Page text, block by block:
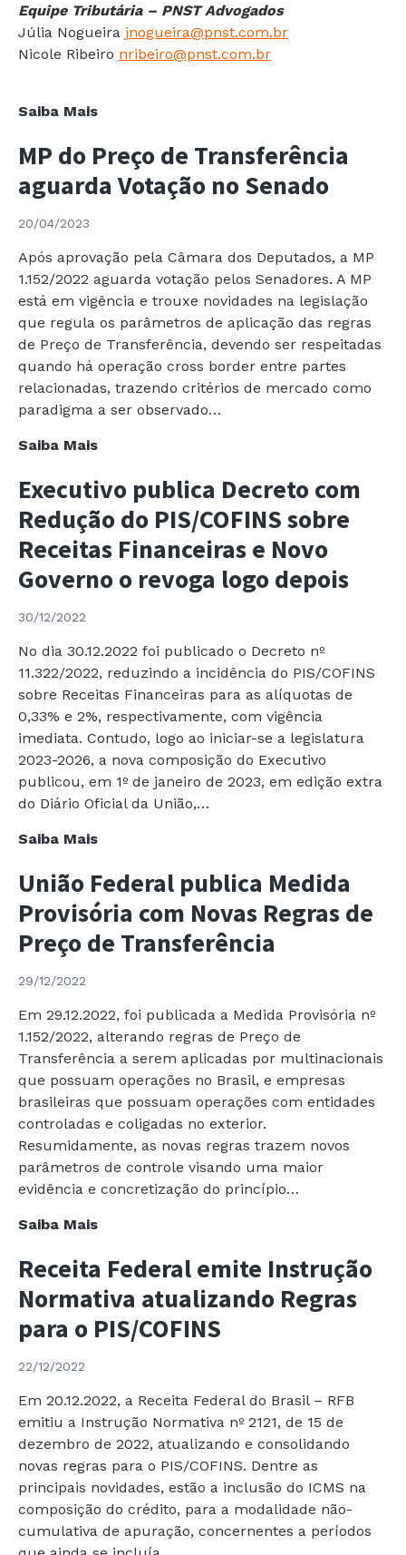
Equipe Tributária – PNST Advogados
Júlia Nogueira jnogueira@pnst.com.br
Nicole Ribeiro nribeiro@pnst.com.br
Saiba MaisSTF
Multa
de
50%
Não
Homologada
MP do Preço de Transferência
aguarda Votação no Senado
20/04/2023
Após aprovação pela Câmara dos Deputados, a MP
1.152/2022 aguarda votação pelos Senadores. A MP
está em vigência e trouxe novidades na legislação
que regula os parâmetros de aplicação das regras
de Preço de Transferência, devendo ser respeitadas
quando há operação cross border entre partes
relacionadas, trazendo critérios de mercado como
paradigma a ser observado…
Saiba MaisMP
Preço
de
Transferência
aguarda
Votação
Executivo publica Decreto com
Redução do PIS/COFINS sobre
Receitas Financeiras e Novo
Governo o revoga logo depois
30/12/2022
No dia 30.12.2022 foi publicado o Decreto nº
11.322/2022, reduzindo a incidência do PIS/COFINS
sobre Receitas Financeiras para as alíquotas de
0,33% e 2%, respectivamente, com vigência
imediata. Contudo, logo ao iniciar-se a legislatura
2023-2026, a nova composição do Executivo
publicou, em 1º de janeiro de 2023, em edição extra
do Diário Oficial da União,…
Saiba MaisExecutivo
Decreto
com
Redução
do
Receitas
Financeiras
e
Novo
Governo
o
revoga
logo
depois
União Federal publica Medida
Provisória com Novas Regras de
Preço de Transferência
29/12/2022
Em 29.12.2022, foi publicada a Medida Provisória nº
1.152/2022, alterando regras de Preço de
Transferência a serem aplicadas por multinacionais
que possuam operações no Brasil, e empresas
brasileiras que possuam operações com entidades
controladas e coligadas no exterior.
Resumidamente, as novas regras trazem novos
parâmetros de controle visando uma maior
evidência e concretização do princípio…
Saiba MaisUnião
publica
Medida
Provisória
com
de
Preço
de
Transferência
Receita Federal emite Instrução
Normativa atualizando Regras
para o PIS/COFINS
22/12/2022
Em 20.12.2022, a Receita Federal do Brasil – RFB
emitiu a Instrução Normativa nº 2121, de 15 de
dezembro de 2022, atualizando e consolidando
novas regras para o PIS/COFINS. Dentre as
principais novidades, estão a inclusão do ICMS na
composição do crédito, para a modalidade não-
cumulativa de apuração, concernentes a períodos